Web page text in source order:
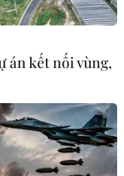
án kết nối vùng,